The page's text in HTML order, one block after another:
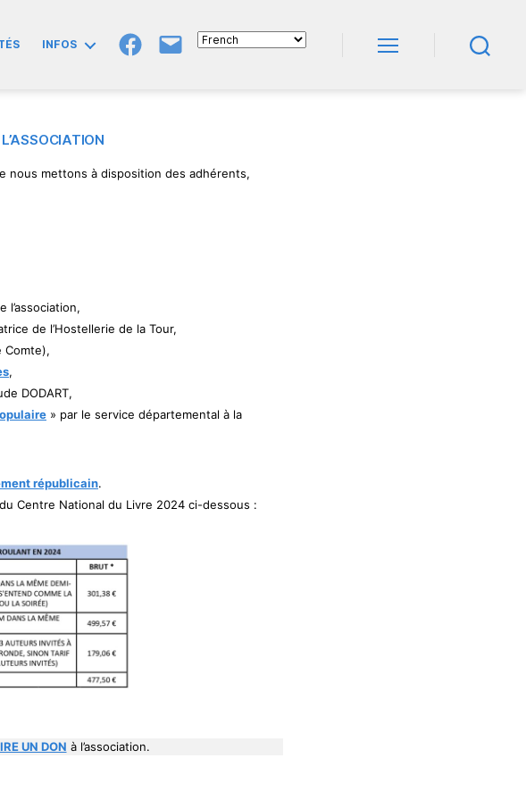
INFOS
GroupeE-
nous mettons à disposition des adhérents,
l’association,
de l’Hostellerie de la Tour,
Comte),
,
DODART,
» par le service départemental à la
républicain.
Centre National du Livre 2024 ci-dessous :
UN DON à l’association.